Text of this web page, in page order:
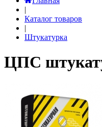
|
Каталог товаров
|
Штукатурка
ЦПС